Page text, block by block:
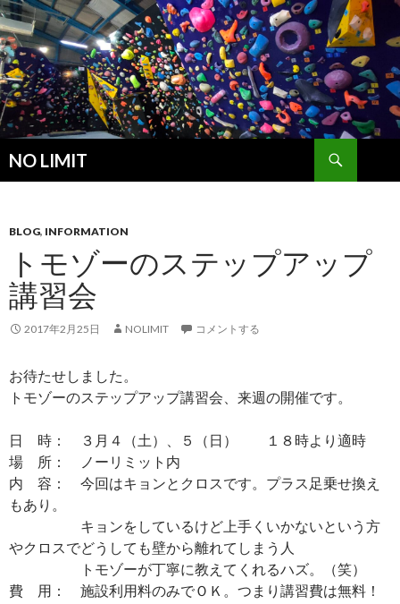
NO LIMIT
索
ン
ツ
ス
キ
ッ
BLOG, INFORMATION
トモゾーのステップアップ
講習会
2017年2月25日 NOLIMIT コメントする
お待たせしました。
トモゾーのステップアップ講習会、来週の開催です。
日 時： ３月４（土）、５（日） １８時より適時
場 所： ノーリミット内
内 容： 今回はキョンとクロスです。プラス足乗せ換え
もあり。
キョンをしているけど上手くいかないという方
やクロスでどうしても壁から離れてしまう人
トモゾーが丁寧に教えてくれるハズ。（笑）
費 用： 施設利用料のみでＯＫ。つまり講習費は無料！